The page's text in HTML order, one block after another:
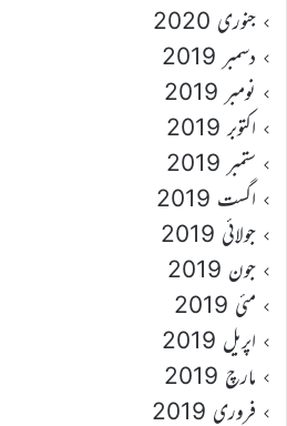
جنوری 2020
دسمبر 2019
نومبر 2019
اکتوبر 2019
ستمبر 2019
اگست 2019
جولائی 2019
جون 2019
مئی 2019
اپریل 2019
مارچ 2019
فروری 2019